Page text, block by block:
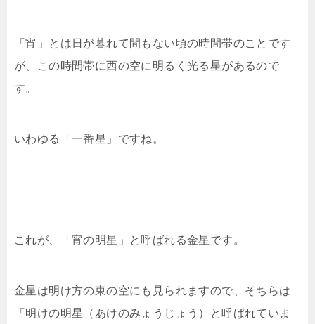
「宵」とは日が暮れて間もない頃の時間帯のことです
が、この時間帯に西の空に明るく光る星があるので
す。
いわゆる「一番星」ですね。
これが、「宵の明星」と呼ばれる金星です。
金星は明け方の東の空にも見られますので、そちらは
「明けの明星（あけのみょうじょう）と呼ばれていま